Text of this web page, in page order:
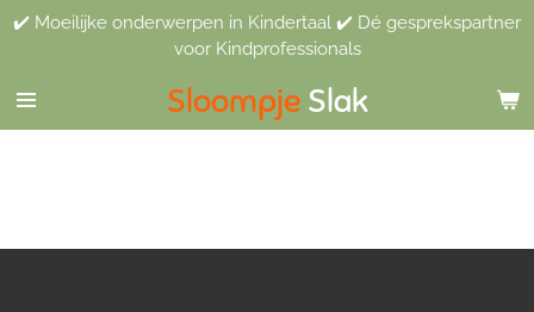
Ga
de
hoofdinhoud
Sloompje Slak
✔️ Moeilijke onderwerpen in Kindertaal ✔️ Dé gesprekspartner
voor Kindprofessionals